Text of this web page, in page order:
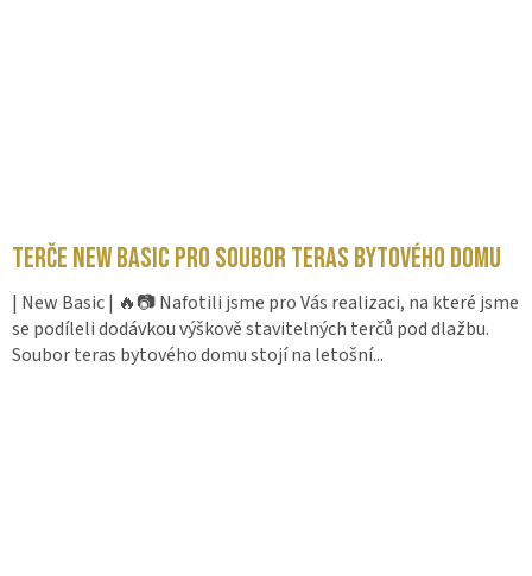
Terče New Basic pro soubor teras bytového domu
| New Basic | 🔥📷 Nafotili jsme pro Vás realizaci, na které jsme
se podíleli dodávkou výškově stavitelných terčů pod dlažbu.
Soubor teras bytového domu stojí na letošní...